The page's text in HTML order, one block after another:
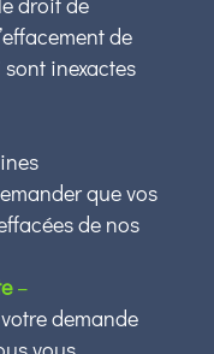
de
inexactes
que vos
de nos
–
demande